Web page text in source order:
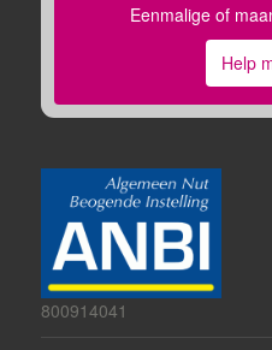
Eenmalige of
Help
800914041